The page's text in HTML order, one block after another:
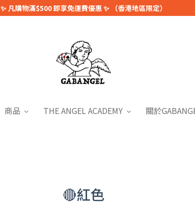
✨ 凡購物滿$500 即享免運費優惠 ✨ （香港地區限定）
商品 THE ANGEL ACADEMY 關於
🔴紅色